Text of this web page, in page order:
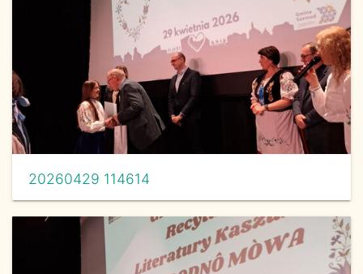
20260429 114614